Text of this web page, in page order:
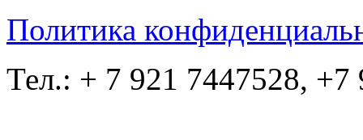
Политика
Тел.: + 7 921 7447528, +7